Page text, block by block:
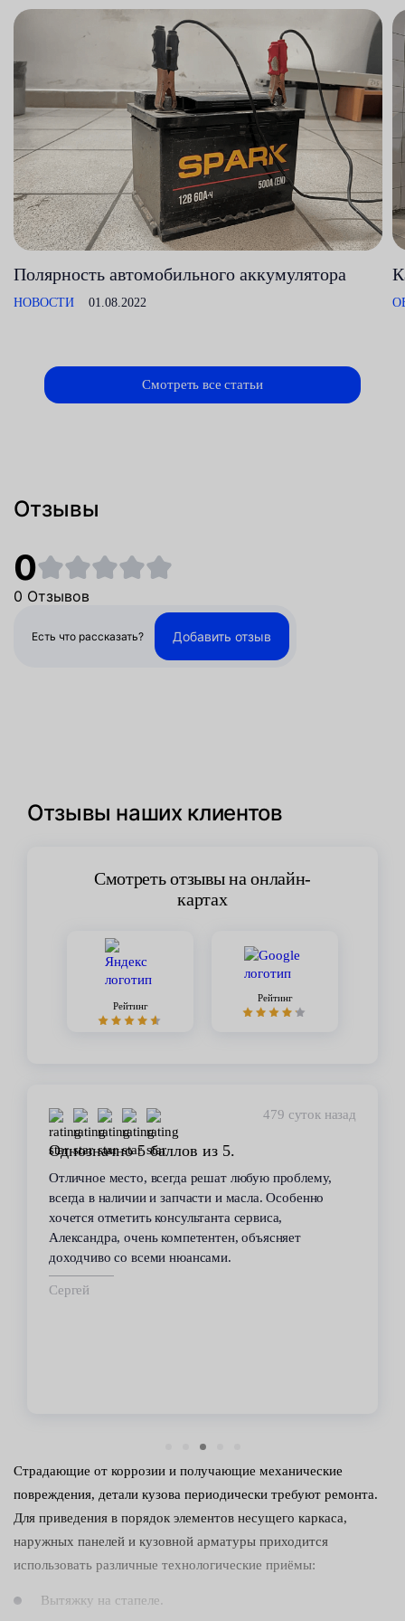
Полярность автомобильного аккумулятора
НОВОСТИ 01.08.2022
Смотреть все статьи
Отзывы
0
0 Отзывов
Есть что рассказать? Добавить отзыв
Отзывы наших клиентов
Смотреть отзывы на онлайн-
картах
Рейтинг
Рейтинг
479 суток назад
Однозначно 5 баллов из 5.
Отличное место, всегда решат любую проблему,
всегда в наличии и запчасти и масла. Особенно
хочется отметить консультанта сервиса,
Александра, очень компетентен, объясняет
доходчиво со всеми нюансами.
Сергей
Страдающие от коррозии и получающие механические
повреждения, детали кузова периодически требуют ремонта.
Для приведения в порядок элементов несущего каркаса,
наружных панелей и кузовной арматуры приходится
использовать различные технологические приёмы:
Вытяжку на стапеле.